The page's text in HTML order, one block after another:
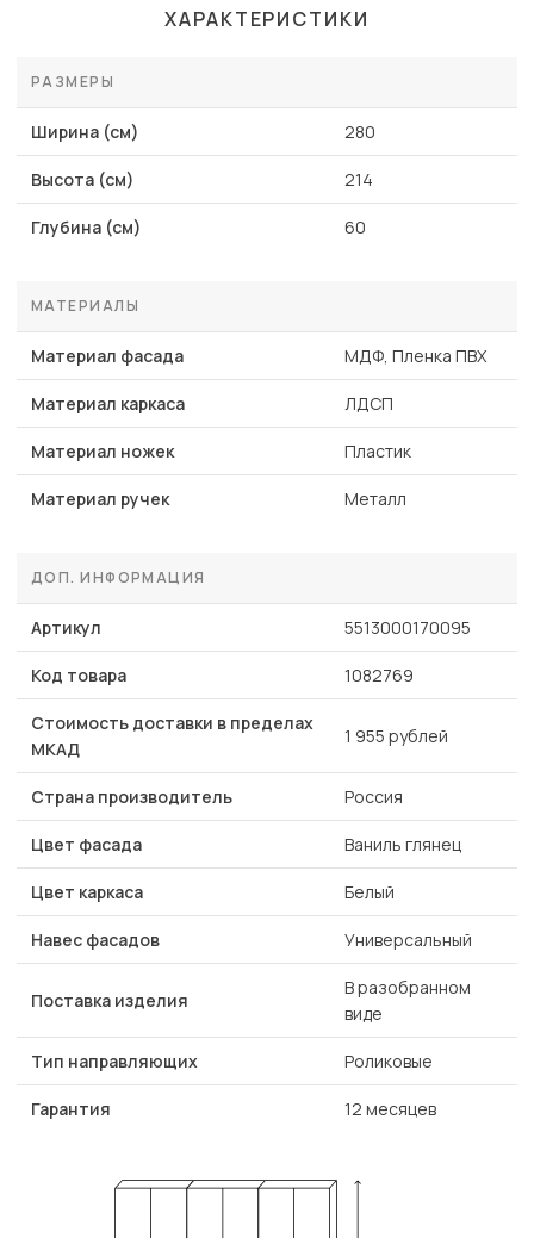
ХАРАКТЕРИСТИКИ
РАЗМЕРЫ
Ширина (см) 280
Высота (см) 214
Глубина (см) 60
МАТЕРИАЛЫ
Материал фасада МДФ, Пленка ПВХ
Материал каркаса ЛДСП
Материал ножек Пластик
Материал ручек Металл
ДОП. ИНФОРМАЦИЯ
Артикул 5513000170095
Код товара 1082769
Стоимость доставки в пределах
МКАД
1 955 рублей
Страна производитель Россия
Цвет фасада Ваниль глянец
Цвет каркаса Белый
Навес фасадов Универсальный
Поставка изделия
В разобранном
виде
Тип направляющих Роликовые
Гарантия 12 месяцев